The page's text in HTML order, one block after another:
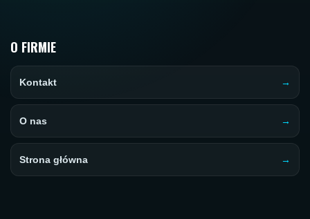
O FIRMIE
Kontakt
O nas
Strona główna